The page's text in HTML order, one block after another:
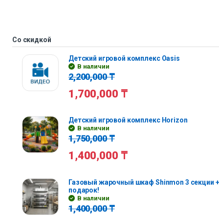
Со скидкой
Детский игровой комплекс Oasis
В наличии
2,200,000₸
1,700,000 ₸
Детский игровой комплекс Horizon
В наличии
1,750,000₸
1,400,000 ₸
Газовый жарочный шкаф Shinmon 3 секции
подарок!
В наличии
1,400,000₸